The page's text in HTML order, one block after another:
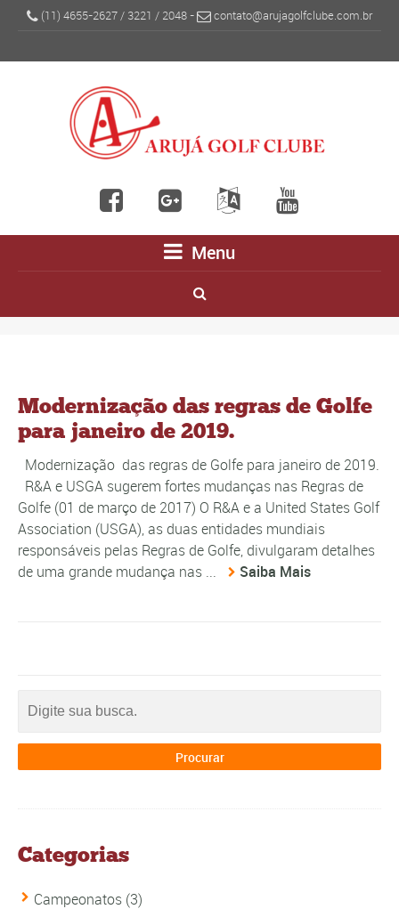
(11) 4655-2627/ 3221 / 2048- contato@arujagolfclube.com.br
Menu
Modernização das regras de Golfe
para janeiro de 2019.
Modernização das regras de Golfe para janeiro de 2019.
R&A e USGA sugerem fortes mudanças nas Regras de
Golfe (01 de março de 2017) O R&A e a United States Golf
Association (USGA), as duas entidades mundiais
responsáveis pelas Regras de Golfe, divulgaram detalhes
de uma grande mudança nas ...
Saiba Mais
Categorias
Campeonatos (3)